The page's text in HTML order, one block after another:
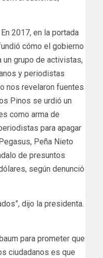
2017, en la portada
cómo el gobierno
un grupo de activistas,
y periodistas
nos revelaron fuentes
Pinos se urdió un
como arma de
para apagar
Peña Nieto
de presuntos
según denunció
dijo la presidenta.
para prometer que
ciudadanos es que